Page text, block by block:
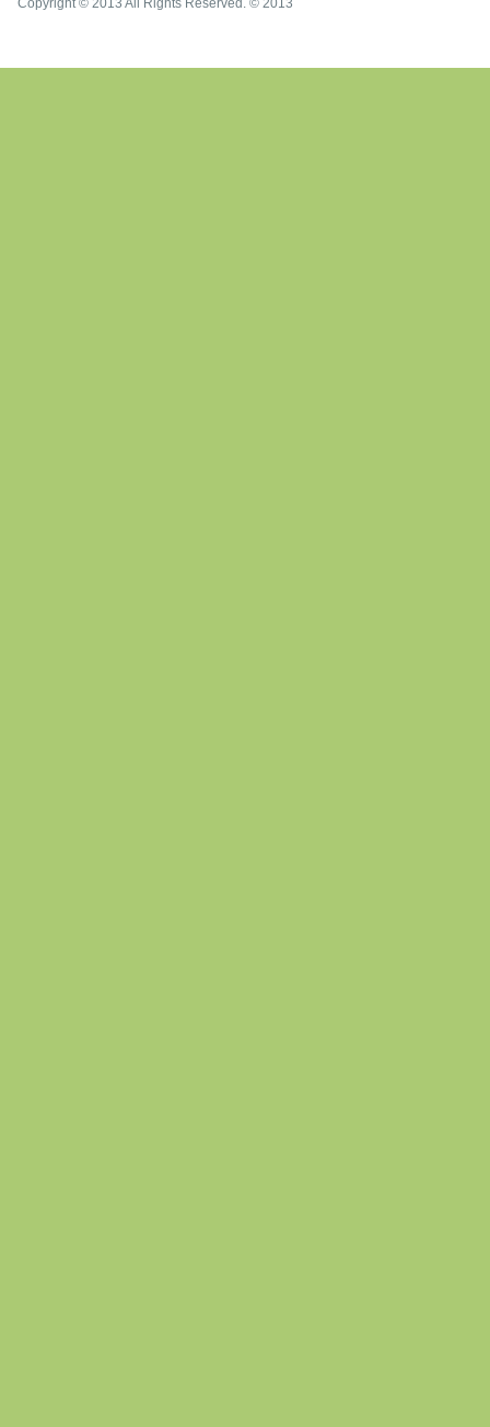
Copyright © 2013 All Rights Reserved. © 2013